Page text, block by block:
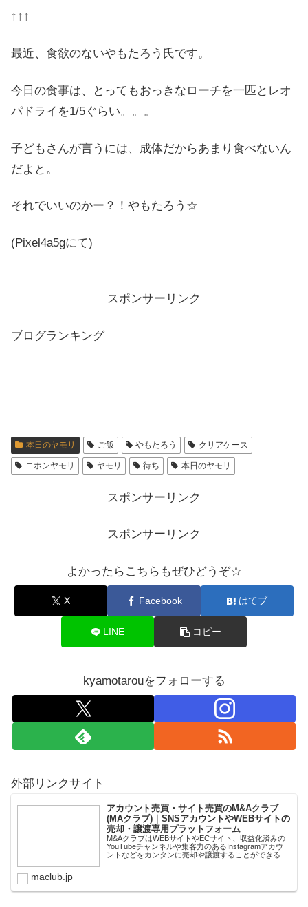
↑↑↑
最近、食欲のないやもたろう氏です。
今日の食事は、とってもおっきなローチを一匹とレオ
パドライを1/5ぐらい。。。
子どもさんが言うには、成体だからあまり食べないん
だよと。
それでいいのかー？！やもたろう☆
(Pixel4a5gにて)
スポンサーリンク
ブログランキング
本日のヤモリ ご飯 やもたろう クリアケース
ニホンヤモリ ヤモリ 待ち 本日のヤモリ
スポンサーリンク
スポンサーリンク
よかったらこちらもぜひどうぞ☆
X Facebook はてブ
LINE コピー
kyamotarouをフォローする
外部リンクサイト
アカウント売買・サイト売買のM&Aクラブ
(MAクラブ)｜SNSアカウントやWEBサイトの
売却・譲渡専用プラットフォーム
M&AクラブはWEBサイトやECサイト、収益化済みの
YouTubeチャンネルや集客力のあるInstagramアカウ
ントなどをカンタンに売却や譲渡することができるプ
maclub.jp